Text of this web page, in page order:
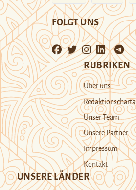
FOLGT UNS
RUBRIKEN
Über uns
Redaktionscharta
Unser Team
Unsere Partner
Impressum
Kontakt
UNSERE LÄNDER